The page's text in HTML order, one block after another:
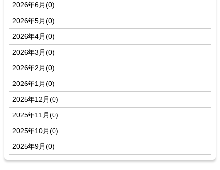
2026年6月(0)
2026年5月(0)
2026年4月(0)
2026年3月(0)
2026年2月(0)
2026年1月(0)
2025年12月(0)
2025年11月(0)
2025年10月(0)
2025年9月(0)